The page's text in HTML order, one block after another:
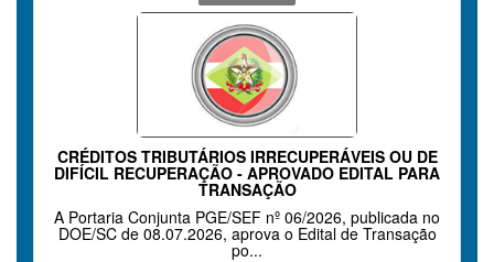
CRÉDITOS TRIBUTÁRIOS IRRECUPERÁVEIS OU DE
DIFÍCIL RECUPERAÇÃO - APROVADO EDITAL PARA
TRANSAÇÃO
A Portaria Conjunta PGE/SEF nº 06/2026, publicada no
DOE/SC de 08.07.2026, aprova o Edital de Transação
po...